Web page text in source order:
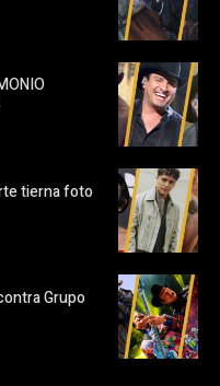
tierna foto
Grupo